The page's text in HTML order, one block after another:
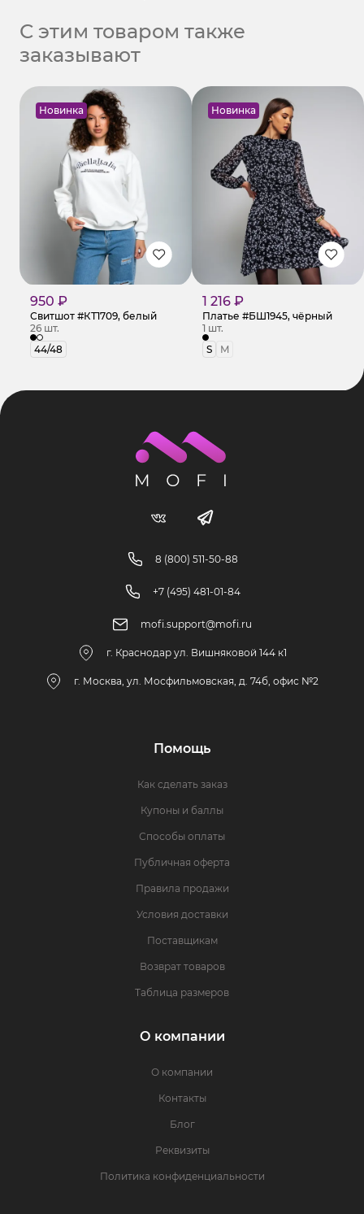
С этим товаром также
заказывают
Новинка
950 ₽
Свитшот #КТ1709, белый
26 шт.
44/48
Новинка
1 216 ₽
Платье #БШ1945, чёрный
1 шт.
S
M
8 (800) 511-50-88
+7 (495) 481-01-84
mofi.support@mofi.ru
г. Краснодар ул. Вишняковой 144 к1
г. Москва, ул. Мосфильмовская, д. 74б, офис №2
Помощь
Как сделать заказ
Купоны и баллы
Способы оплаты
Публичная оферта
Правила продажи
Условия доставки
Поставщикам
Возврат товаров
Таблица размеров
О компании
О компании
Контакты
Блог
Реквизиты
Политика конфиденциальности